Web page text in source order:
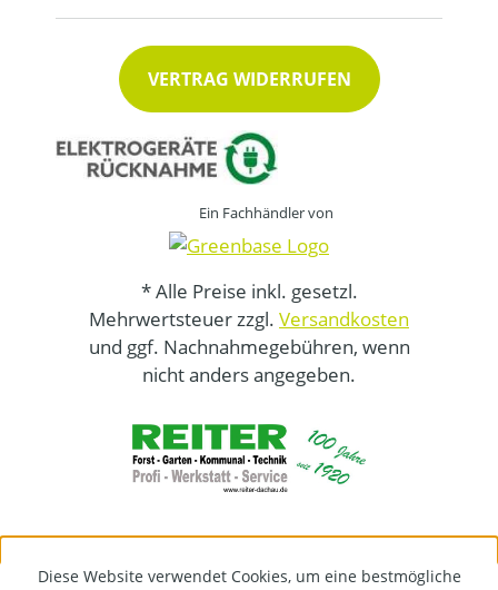
VERTRAG WIDERRUFEN
Ein Fachhändler von
* Alle Preise inkl. gesetzl.
Mehrwertsteuer zzgl. Versandkosten
und ggf. Nachnahmegebühren, wenn
nicht anders angegeben.
Diese Website verwendet Cookies, um eine bestmögliche